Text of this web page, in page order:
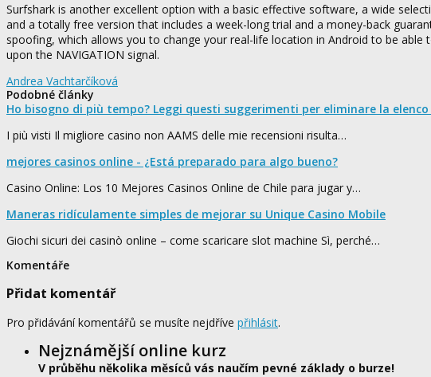
Surfshark is another excellent option with a basic effective software, a wide
and a totally free version that includes a week-long trial and a money-back
spoofing, which allows you to change your real-life location in Android to be
upon the NAVIGATION signal.
Andrea Vachtarčíková
Podobné články
Ho bisogno di più tempo? Leggi questi suggerimenti per eliminare la
I più visti Il migliore casino non AAMS delle mie recensioni risulta…
mejores casinos online - ¿Está preparado para algo bueno?
Casino Online: Los 10 Mejores Casinos Online de Chile para jugar y…
Maneras ridículamente simples de mejorar su Unique Casino Mobile
Giochi sicuri dei casinò online – come scaricare slot machine Sì, perché…
Komentáře
Přidat komentář
Pro přidávání komentářů se musíte nejdříve přihlásit.
Nejznámější online kurz
V průběhu několika měsíců vás naučím pevné základy o burze!